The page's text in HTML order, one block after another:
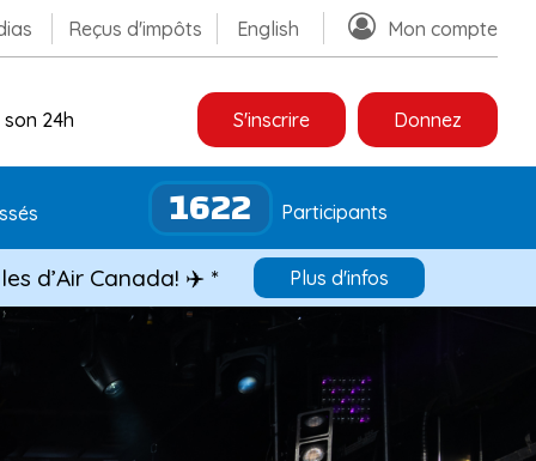
Reçus d'impôts English Mon compte
24h S'inscrire Donnez
1622 Participants
d’Air Canada! ✈️ * Plus d'infos